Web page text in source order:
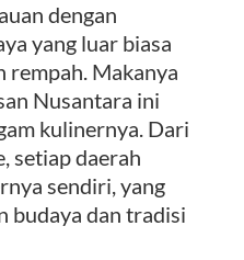
dengan
yang luar biasa
rempah. Makanya
Nusantara ini
kulinernya. Dari
setiap daerah
sendiri, yang
budaya dan tradisi